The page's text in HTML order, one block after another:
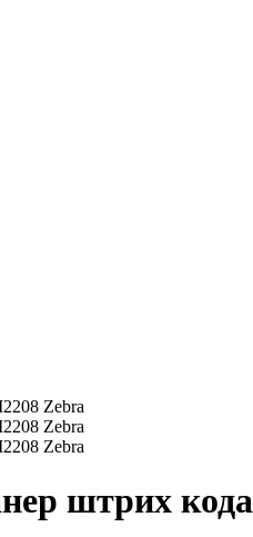
штрих кода